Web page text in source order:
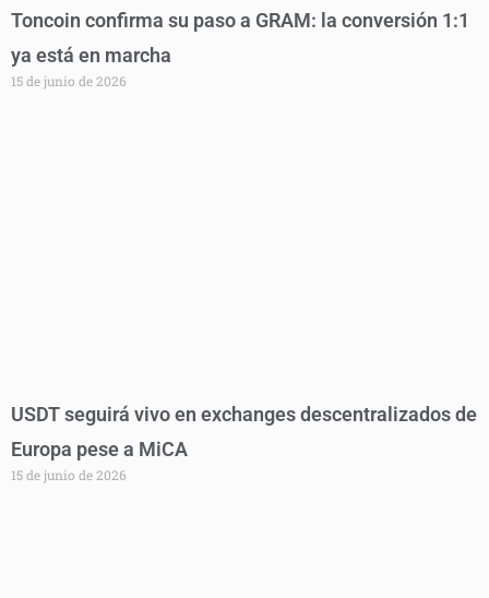
Toncoin confirma su paso a GRAM: la conversión 1:1
ya está en marcha
15 de junio de 2026
USDT seguirá vivo en exchanges descentralizados de
Europa pese a MiCA
15 de junio de 2026